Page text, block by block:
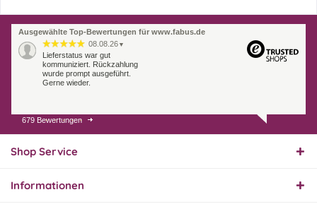
Ausgewählte Top-Bewertungen für www.fabus.de
08.08.26 ▼
Lieferstatus war gut
kommuniziert. Rückzahlung
wurde prompt ausgeführt.
Gerne wieder.
07.08.26
Endlich das richtige
679 Bewertungen
Shop Service
Informationen